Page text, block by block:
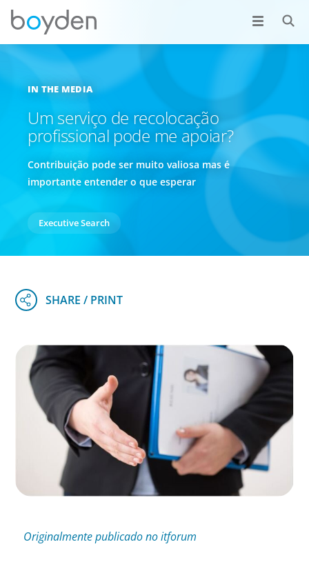
IN THE MEDIA
Um serviço de recolocação
profissional pode me apoiar?
Contribuição pode ser muito valiosa mas é
importante entender o que esperar
Executive Search
Originalmente publicado no itforum